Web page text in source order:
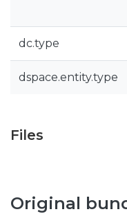
dc.type
dspace.entity.type
Files
Original